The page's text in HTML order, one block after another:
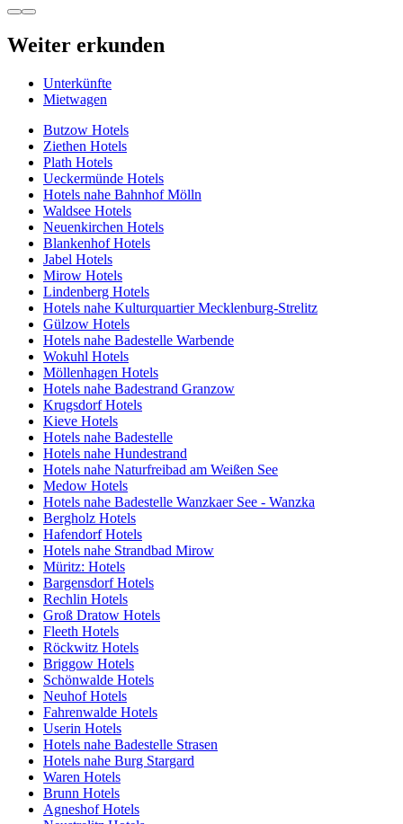
Weiter erkunden
Unterkünfte
Mietwagen
Butzow Hotels
Ziethen Hotels
Plath Hotels
Ueckermünde Hotels
Hotels nahe Bahnhof Mölln
Waldsee Hotels
Neuenkirchen Hotels
Blankenhof Hotels
Jabel Hotels
Mirow Hotels
Lindenberg Hotels
Hotels nahe Kulturquartier Mecklenburg-Strelitz
Gülzow Hotels
Hotels nahe Badestelle Warbende
Wokuhl Hotels
Möllenhagen Hotels
Hotels nahe Badestrand Granzow
Krugsdorf Hotels
Kieve Hotels
Hotels nahe Badestelle
Hotels nahe Hundestrand
Hotels nahe Naturfreibad am Weißen See
Medow Hotels
Hotels nahe Badestelle Wanzkaer See - Wanzka
Bergholz Hotels
Hafendorf Hotels
Hotels nahe Strandbad Mirow
Müritz: Hotels
Bargensdorf Hotels
Rechlin Hotels
Groß Dratow Hotels
Fleeth Hotels
Röckwitz Hotels
Briggow Hotels
Schönwalde Hotels
Neuhof Hotels
Fahrenwalde Hotels
Userin Hotels
Hotels nahe Badestelle Strasen
Hotels nahe Burg Stargard
Waren Hotels
Brunn Hotels
Agneshof Hotels